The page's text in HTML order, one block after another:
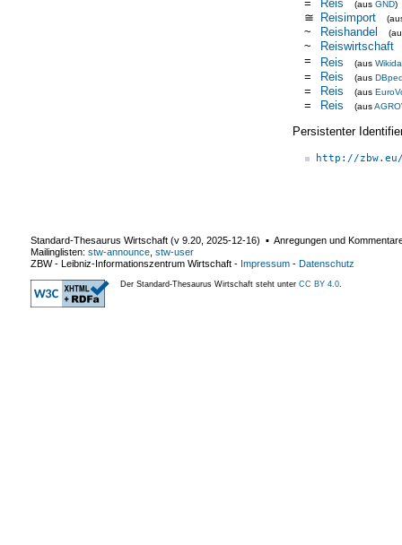
=
Reis (aus GND)
≅ Reisimport
~ Reishandel
~
Reiswirtschaft
=
Reis (aus
= Reis (aus
= Reis (aus
= Reis (aus
Persistenter
http://
Standard-Thesaurus Wirtschaft (v 9.20 2025-12-16) ▪ Anregungen und
Mailinglisten: stw-announce stw-user
ZBW - Leibniz-Informationszentrum Wirtschaft - Impressum - Datenschutz
Der Standard-Thesaurus Wirtschaft steht unter CC BY 4.0